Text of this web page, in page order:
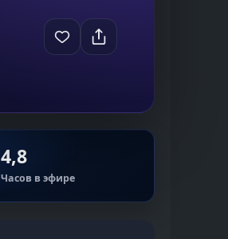
4,8
Часов в эфире